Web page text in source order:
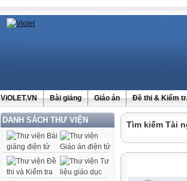
ViOLET.VN Bài giảng Giáo án Đề thi & Kiểm
DANH SÁCH THƯ VIỆN Tìm kiếm Tài